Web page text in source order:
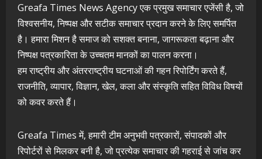
Greafa Times News Agency एक प्रमुख समाचार एजेंसी है, जो
विश्वसनीय, निष्पक्ष और सटीक समाचार प्रदान करने के लिए समर्पित
है। हमारा मिशन है समाज को सशक्त बनाना, जागरूकता बढ़ाना और
निष्पक्ष पत्रकारिता के उच्चतम मानकों का पालन करना।
हम राष्ट्रीय और अंतरराष्ट्रीय घटनाओं की गहन रिपोर्टिंग करते हैं,
राजनीति, व्यापार, विज्ञान, खेल, कला और संस्कृति सहित विविध विषयों
को कवर करते हैं।
Greafa Times में, हमारी टीम अनुभवी पत्रकारों, संपादकों और
रिपोर्टरों से मिलकर बनी है, जो प्रत्येक समाचार की गहराई से जांच कर